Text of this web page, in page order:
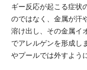
ギー反応が起こる症状
のではなく、金属が汗
溶け出し、その金属イ
でアレルゲンを形成し
やプールでは外すよう